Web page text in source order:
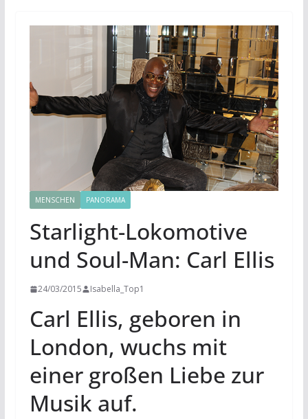
MENSCHEN PANORAMA
Starlight-Lokomotive
und Soul-Man: Carl Ellis
24/03/2015 Isabella_Top1
Carl Ellis, geboren in
London, wuchs mit
einer großen Liebe zur
Musik auf.